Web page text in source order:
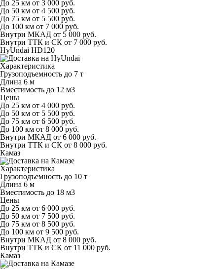
До 25 км от 3 000 руб.
До 50 км от 4 500 руб.
До 75 км от 5 500 руб.
До 100 км от 7 000 руб.
Внутри МКАД от 5 000 руб.
Внутри ТТК и СК от 7 000 руб.
HyUndai HD120
Характеристика
Грузоподъемность до 7 т
Длина 6 м
Вместимость до 12 м3
Цены
До 25 км от 4 000 руб.
До 50 км от 5 500 руб.
До 75 км от 6 500 руб.
До 100 км от 8 000 руб.
Внутри МКАД от 6 000 руб.
Внутри ТТК и СК от 8 000 руб.
Камаз
Характеристика
Грузоподъемность до 10 т
Длина 6 м
Вместимость до 18 м3
Цены
До 25 км от 6 000 руб.
До 50 км от 7 500 руб.
До 75 км от 8 500 руб.
До 100 км от 9 500 руб.
Внутри МКАД от 8 000 руб.
Внутри ТТК и СК от 11 000 руб.
Камаз